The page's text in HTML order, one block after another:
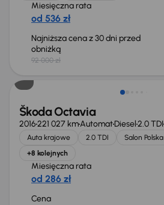
Miesięczna rata
od 536 zł
Najniższa cena z 30 dni przed
obniżką
92 000 zł
Škoda Octavia
2016221 027 kmAutomatDiesel2.0 TDI
Auta krajowe 2.0 TDI Salon Polska
+8 kolejnych
Miesięczna rata
od 286 zł
Cena